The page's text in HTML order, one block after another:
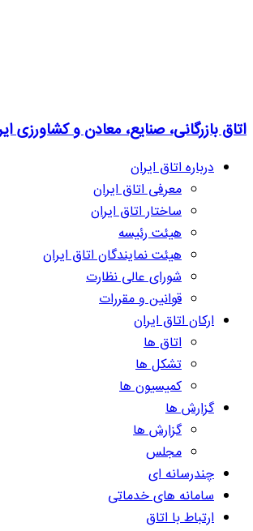
اتاق بازرگانی، صنایع، معادن و کشاورزی
درباره اتاق ایران
معرفی اتاق ایران
ساختار اتاق ایران
هیئت رئیسه
هیئت نمایندگان اتاق ایران
شورای عالی نظارت
قوانین و مقررات
ارکان اتاق ایران
اتاق ها
تشکل ها
کمیسیون ها
گزارش ها
گزارش ها
مجلس
چندرسانه ای
سامانه های خدماتی
ارتباط با اتاق